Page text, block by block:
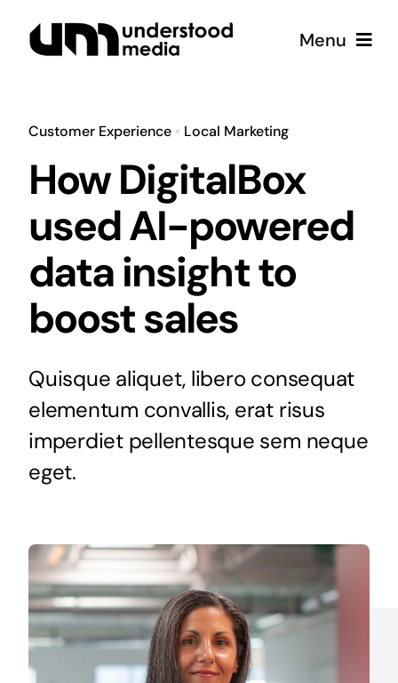
Menu
Creative
Podcast
Coffee
Customer Experience• Local Marketing
How DigitalBox
used AI-powered
data insight to
boost sales
Quisque aliquet, libero consequat
elementum convallis, erat risus
imperdiet pellentesque sem neque
eget.